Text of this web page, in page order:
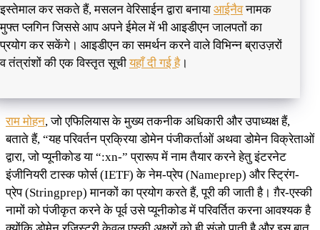
इस्तेमाल कर सकते हैं, मसलन वेरिसाईन द्वारा बनाया आईनैवनामक
मुफ्त प्लगिन जिससे आप अपने ईमेल में भी आइडीएन जालपतों का
प्रयोग कर सकेंगे। आइडीएन का समर्थन करने वाले विभिन्न ब्राउज़रों
व तंत्रांशों की एक विस्तृत सूचीयहाँ दी गई है।
राम मोहन, जो एफिलियास के मुख्य तकनीक अधिकारी और उपाध्यक्ष हैं,
बताते हैं, “यह परिवर्तन प्रक्रिया डोमेन पंजीकर्ताओं अथवा डोमेन विक्रेताओं
द्वारा, जो प्यूनीकोड या “:xn-” प्रारूप में नाम तैयार करने हेतु इंटरनेट
इंजीनियरी टास्क फोर्स (IETF) के नेम-प्रेप (Nameprep) और स्ट्रिंग-
प्रेप (Stringprep) मानकों का प्रयोग करते हैं, पूरी की जाती है। ग़ैर-एस्की
नामों को पंजीकृत करने के पूर्व उसे प्यूनीकोड में परिवर्तित करना आवश्यक है